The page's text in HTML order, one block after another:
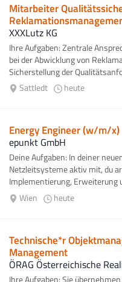
Mitarbeiter
XXXLutz KG
Ihre Aufgaben: Zentrale
bei der Abwicklung von
Sicherstellung der
Sattledt
heute
Energy Engineer (w/m/x)
epunkt GmbH
Deine Aufgaben: In deiner
Netzleitsysteme aktiv mit, du
Implementierung, Erweiterung
kritischen Infrastruktur, um...
Wien heute
Technische*r
Management
ÖRAG Österreichische
Ihre Aufgaben: Sie